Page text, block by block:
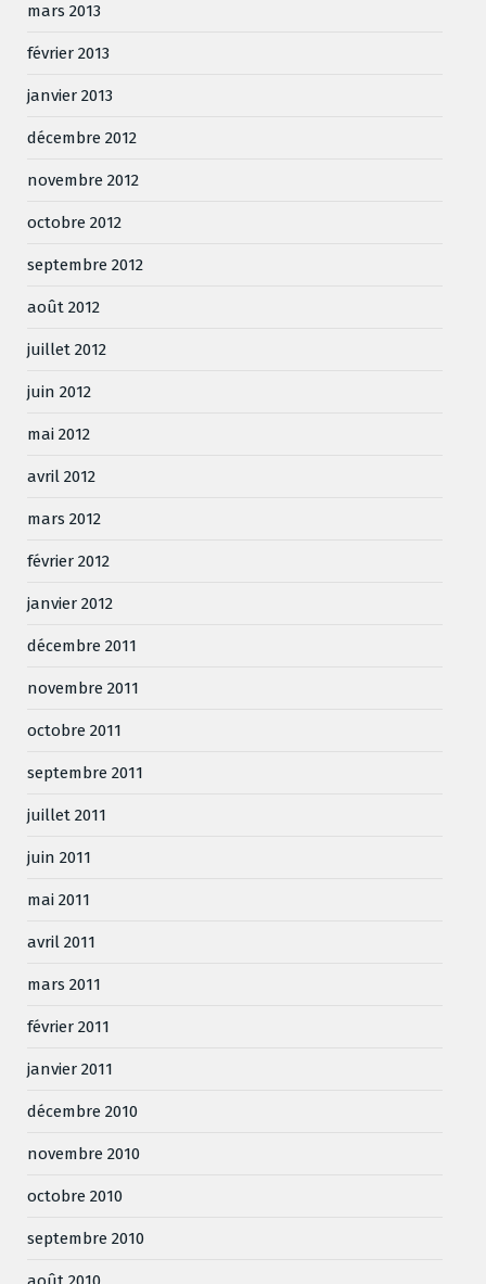
mars 2013
février 2013
janvier 2013
décembre 2012
novembre 2012
octobre 2012
septembre 2012
août 2012
juillet 2012
juin 2012
mai 2012
avril 2012
mars 2012
février 2012
janvier 2012
décembre 2011
novembre 2011
octobre 2011
septembre 2011
juillet 2011
juin 2011
mai 2011
avril 2011
mars 2011
février 2011
janvier 2011
décembre 2010
novembre 2010
octobre 2010
septembre 2010